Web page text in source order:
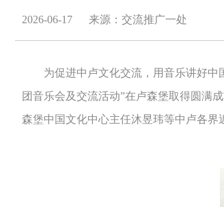
2026-06-17 来源：交流推广一处
为促进中卢文化交流，用音乐讲好中
团音乐会及交流活动”在卢森堡取得圆满
森堡中国文化中心主任沐昱玮等中卢各界